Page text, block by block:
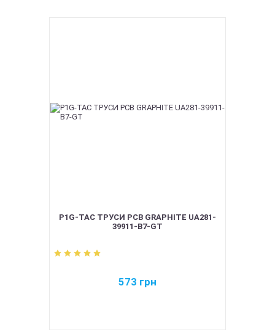
P1G-TAC ТРУСИ PCB GRAPHITE UA281-
39911-B7-GT
573 грн